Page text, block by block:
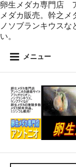
卵生メダカ専門店
メダカ販売。幹之
ノソブランキウスな
い。
メニュー